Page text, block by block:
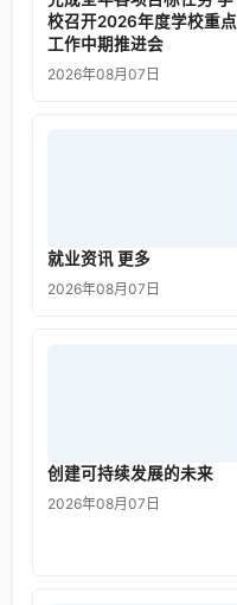
校召开2026年度学校重点
工作中期推进会
2026年08月07日
就业资讯 更多
2026年08月07日
创建可持续发展的未来
2026年08月07日